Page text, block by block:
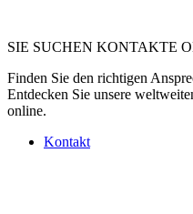
SIE SUCHEN KONTAKTE
Finden Sie den richtigen
Entdecken Sie unsere
online.
Kontakt